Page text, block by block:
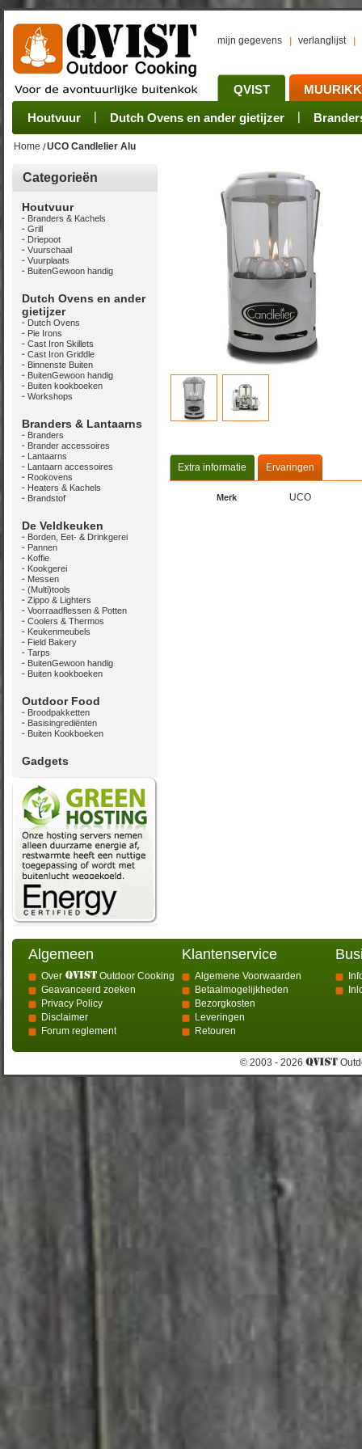
mijn gegevens verlanglijst
QVIST
Houtvuur Dutch Ovens en ander gietijzer
Grillplaat & ijzers Pannen Rookovens
Oogsten Verwerken Bewaren Onderhoud
Sets Stoves Camping sets Pots, Pans, Kettles
Home UCO Candlelier Alu
Categorieën
Houtvuur
Branders & Kachels
Grill
Driepoot
Vuurschaal
Vuurplaats
BuitenGewoon handig
Dutch Ovens en ander
gietijzer
Dutch Ovens
Pie Irons
Cast Iron Skillets
Cast Iron Griddle
Binnenste Buiten
BuitenGewoon handig
Buiten kookboeken
Workshops
Branders & Lantaarns
Branders
Brander accessoires
Lantaarns
Lantaarn accessoires
Rookovens
Heaters & Kachels
Brandstof
De Veldkeuken
Borden, Eet- & Drinkgerei
Pannen
Koffie
Kookgerei
Messen
(Multi)tools
Zippo & Lighters
Voorraadflessen & Potten
Coolers & Thermos
Keukenmeubels
Field Bakery
Tarps
BuitenGewoon handig
Buiten kookboeken
Outdoor Food
Broodpakketten
Basisingrediënten
Buiten Kookboeken
Gadgets
Extra informatie Ervaringen
Merk UCO
Algemeen
Over
Outdoor Cooking
Geavanceerd zoeken
Privacy Policy
Disclaimer
Forum reglement
Klantenservice
Algemene Voorwaarden
Betaalmogelijkheden
Bezorgkosten
Leveringen
Retouren
© 2003 - 2026